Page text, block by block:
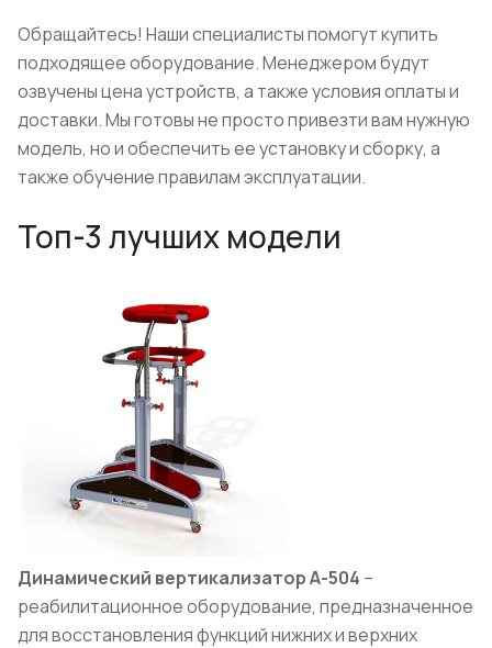
Обращайтесь! Наши специалисты помогут купить
подходящее оборудование. Менеджером будут
озвучены цена устройств, а также условия оплаты и
доставки. Мы готовы не просто привезти вам нужную
модель, но и обеспечить ее установку и сборку, а
также обучение правилам эксплуатации.
Топ-3 лучших модели
Динамический вертикализатор А-504 –
реабилитационное оборудование, предназначенное
для восстановления функций нижних и верхних